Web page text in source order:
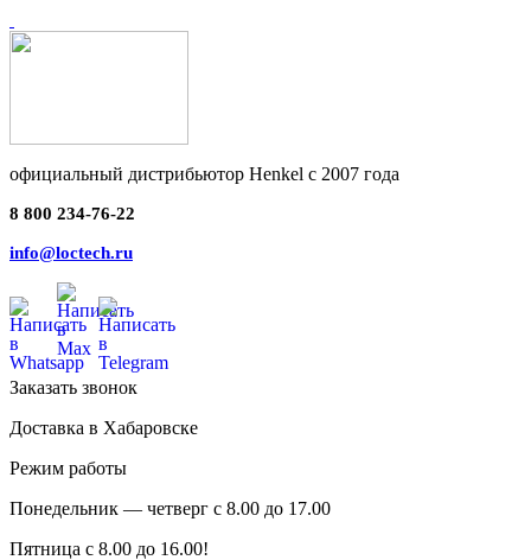
официальный дистрибьютор Henkel с 2007 года
8 800 234-76-22
info@loctech.ru
Заказать звонок
Доставка в Хабаровске
Режим работы
Понедельник — четверг с 8.00 до 17.00
Пятница с 8.00 до 16.00!